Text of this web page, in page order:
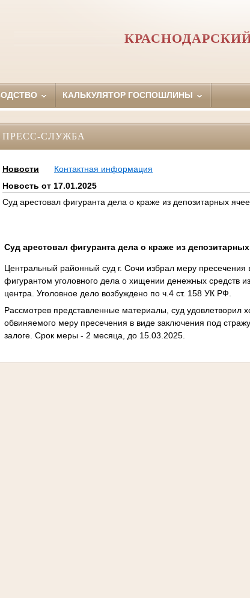
КАЛЬКУЛЯТОР ГОСПОШЛИНЫ
ПРЕСС-СЛУЖБА
Новости
Контактная информация
Новость от 17.01.2025
Суд арестовал фигуранта дела о краже из депозитарных
Суд арестовал фигуранта дела о краже из
Центральный районный суд г. Сочи избрал меру
фигурантом уголовного дела о хищении денежных средств
центра. Уголовное дело возбуждено по ч.4 ст. 158 УК РФ.
Рассмотрев представленные материалы, суд удовлетворил
обвиняемого меру пресечения в виде заключения под
залоге. Срок меры - 2 месяца, до 15.03.2025.